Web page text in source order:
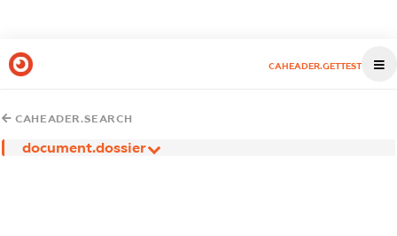
CAHEADER.GETTEST
CAHEADER.SEARCH
document.dossier